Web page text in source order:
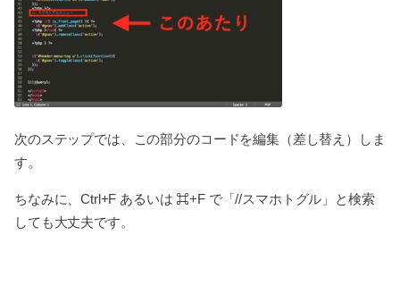
次のステップでは、この部分のコードを編集（差し替え）しま
す。
ちなみに、Ctrl+F あるいは ⌘+F で「//スマホトグル」と検索
しても大丈夫です。